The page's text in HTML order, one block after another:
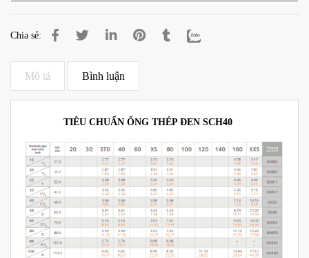
Chia sẻ:
Mô tả Bình luận
TIÊU CHUẨN ỐNG THÉP ĐEN SCH40